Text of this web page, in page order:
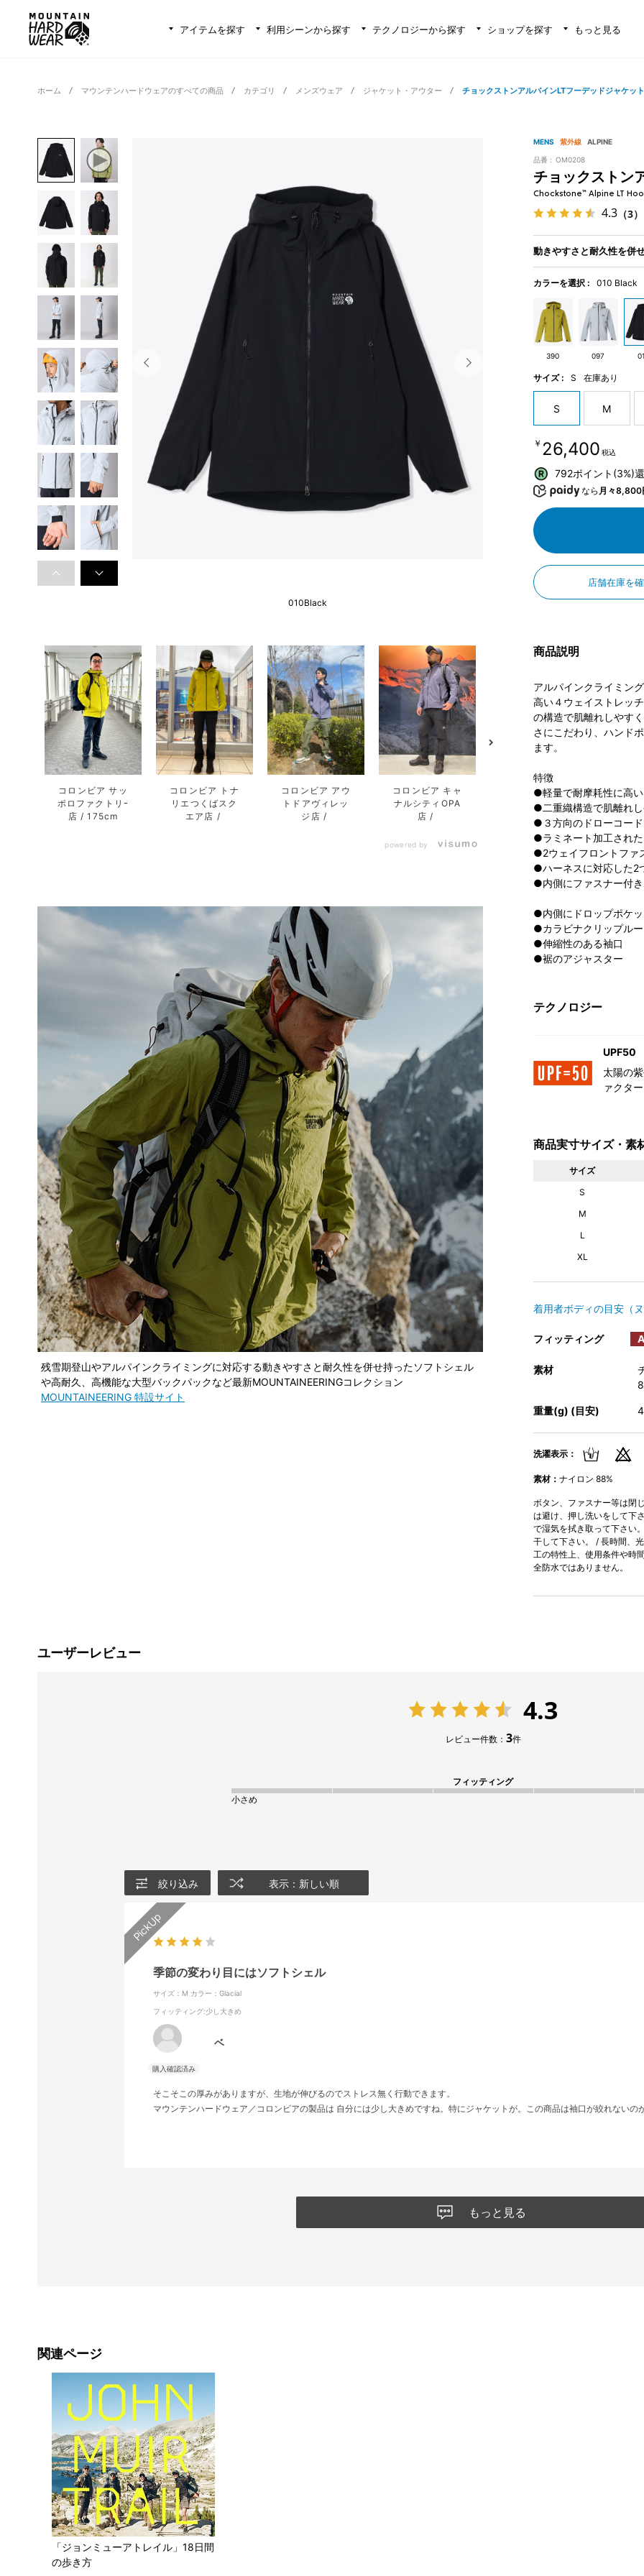
アイテムを探す 利用シーンから探す テクノロジーから探す ショップを探す もっと見る
ホーム マウンテンハードウェアのすべての商品 カテゴリ メンズウェア ジャケット・アウター チョックストンアルパインLTフーデッドジャケット
010Black
コロンビア サッ
ポロファクトリｰ
店
175cm
コロンビア トナ
リエつくばスク
エア店
コロンビア アウ
トドアヴィレッ
ジ店
コロンビア キャ
ナルシティOPA
店
コロンビア サッ
ポロファクトリｰ
店
powered by
残雪期登山やアルパインクライミングに対応する動きやすさと耐久性を併せ持ったソフトシェル
や高耐久、高機能な大型バックパックなど最新MOUNTAINEERINGコレクション
MOUNTAINEERING 特設サイト
MENS 紫外線 ALPINE
品番 : OM0208
チョックストン
Chockstone™ Alpine LT
4.3（3）
動きやすさと耐久性を併
カラーを選択 : 010 Black
390 097
サイズ : S 在庫あり
S M
￥26,400 税込
792ポイント(3%)
なら 月々8,800
店舗在庫を
商品説明
アルパインクライミン
高い４ウェイストレッ
の構造で肌離れしやす
さにこだわり、ハンド
ます。
特徴
●軽量で耐摩耗性に高
●二重織構造で肌離れ
●３方向のドローコー
●ラミネート加工され
●2ウェイフロントファ
●ハーネスに対応した2
●内側にファスナー付
●内側にドロップポケ
●カラビナクリップル
●伸縮性のある袖口
●裾のアジャスター
テクノロジー
UPF50
太陽の
ァクタ
商品実寸サイズ・素
サイズ
S
M
L
XL
着用者ボディの目安（
フィッティング
素材
重量(g) (目安)
洗濯表示：
素材： ナイロン 88%
ボタン、ファスナー等は閉
は避け、押し洗いをして下
で湿気を拭き取って下さい
干して下さい。 / 長時間、
工の特性上、使用条件や時
全防水ではありません。
ユーザーレビュー
4.3
レビュー件数： 3件
フィッティング
小さめ
絞り込み 表示：新しい順
季節の変わり目にはソフトシェル
サイズ：M カラー：Glacial
フィッティング:少し大きめ
ベ
そこそこの厚みがありますが、生地が伸びるのでストレス無く行動できます。
マウンテンハードウェア／コロンビアの製品は 自分には少し大きめですね。特にジャケットが。この商品は袖口が絞れないの
もっと見る
関連ページ
「ジョンミューアトレイル」18日間
の歩き方